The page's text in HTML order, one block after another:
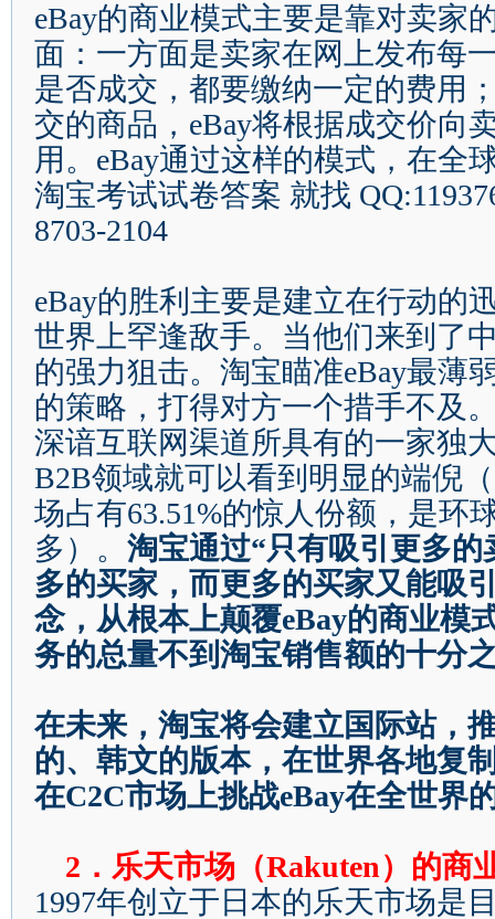
eBay的商业模式主要是靠对卖家
面：一方面是卖家在网上发布每
是否成交，都要缴纳一定的费用
交的商品， eBay将根据成交价向
用。 eBay通过这样的模式，在全
淘宝考试试卷答案 就找
8703-2104
eBay的胜利主要是建立在行动的
世界上罕逢敌手。当他们来到了
的强力狙击。淘宝瞄准eBay最薄
的策略，打得对方一个措手不及
深谙互联网渠道所具有的一家独
B2B领域就可以看到明显的端倪
场占有63.51%的惊人份额，是环
多）。 淘宝通过“只有吸引更多
多的买家，而更多的买家又能吸
念，从根本上颠覆eBay的商业模
务的总量不到淘宝销售额的十分
在未来，淘宝将会建立国际站，
的、韩文的版本，在世界各地复
在C2C市场上挑战eBay在全世界
2 ．乐天市场（Rakuten）的商
1997年创立于日本的乐天市场是